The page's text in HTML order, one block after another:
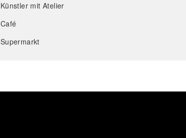
Künstler mit Atelier
Café
Supermarkt